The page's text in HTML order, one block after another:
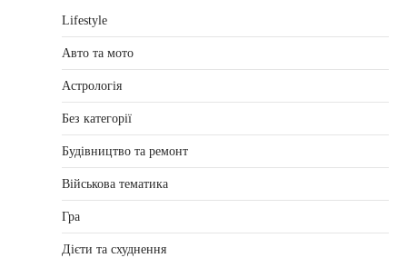
Lifestyle
Авто та мото
Астрологія
Без категорії
Будівництво та ремонт
Військова тематика
Гра
Дієти та схуднення